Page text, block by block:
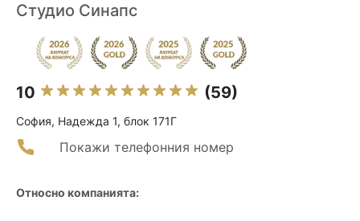
Студио Синапс
10 (59)
София, Надежда 1, блок 171Г
Покажи телефонния номер
Относно компанията: